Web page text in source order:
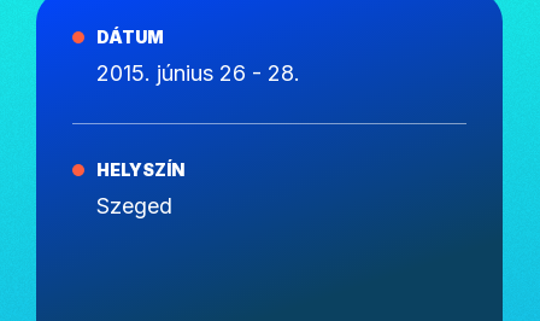
DÁTUM
2015. június 26 - 28.
HELYSZÍN
Szeged